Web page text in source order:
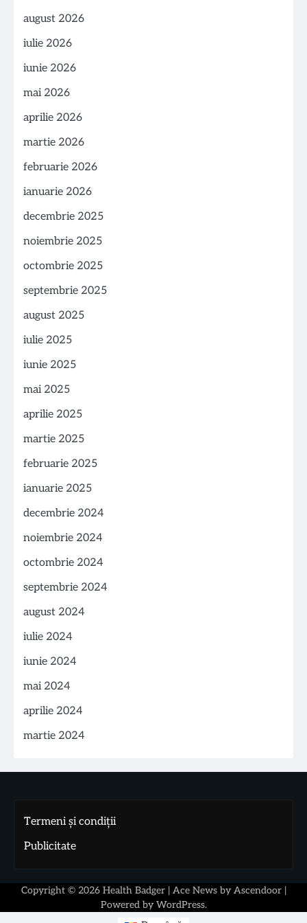
august 2026
iulie 2026
iunie 2026
mai 2026
aprilie 2026
martie 2026
februarie 2026
ianuarie 2026
decembrie 2025
noiembrie 2025
octombrie 2025
septembrie 2025
august 2025
iulie 2025
iunie 2025
mai 2025
aprilie 2025
martie 2025
februarie 2025
ianuarie 2025
decembrie 2024
noiembrie 2024
octombrie 2024
septembrie 2024
august 2024
iulie 2024
iunie 2024
mai 2024
aprilie 2024
martie 2024
Termeni și condiții
Publicitate
Copyright © 2026 Health Badger| Ace News by Ascendoor|
Powered by WordPress.